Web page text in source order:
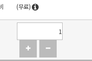
(무료)